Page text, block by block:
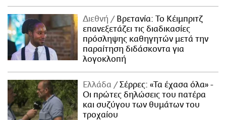
Διεθνή
Βρετανία: Το Κέιμπριτζ
επανεξετάζει τις διαδικασίες
πρόσληψης καθηγητών μετά την
παραίτηση διδάσκοντα για
λογοκλοπή
Ελλάδα
Σέρρες: «Τα έχασα όλα» -
Οι πρώτες δηλώσεις του πατέρα
και συζύγου των θυμάτων του
τροχαίου